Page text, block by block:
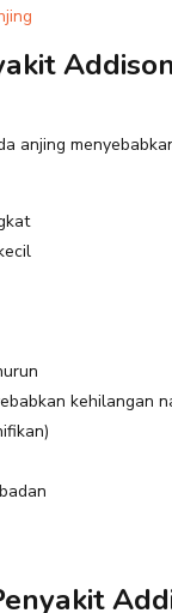
anjing
kehilangan